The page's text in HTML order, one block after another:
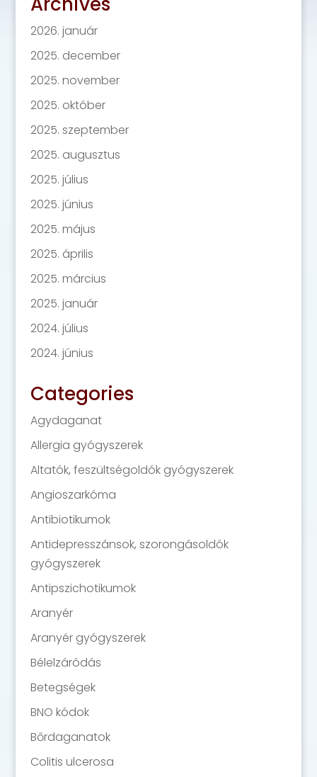
2026. január
2025. december
2025. november
2025. október
2025. szeptember
2025. augusztus
2025. július
2025. június
2025. május
2025. április
2025. március
2025. január
2024. július
2024. június
Categories
Agydaganat
Allergia gyógyszerek
Altatók, feszültségoldók gyógyszerek
Angioszarkóma
Antibiotikumok
Antidepresszánsok, szorongásoldók
gyógyszerek
Antipszichotikumok
Aranyér
Aranyér gyógyszerek
Bélelzáródás
Betegségek
BNO kódok
Bőrdaganatok
Colitis ulcerosa